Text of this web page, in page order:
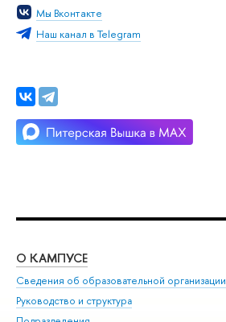
Мы Вконтакте
Наш канал в Telegram
О КАМПУСЕ
Сведения об образовательной организации
Руководство и структура